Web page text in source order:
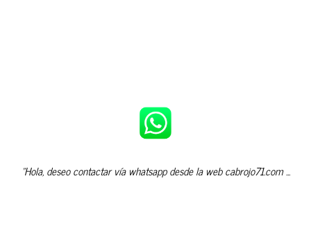
"Hola, deseo contactar vía whatsapp desde la web cabrojo71.com ...